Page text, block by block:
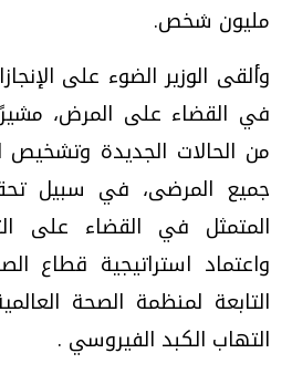
مليون شخص.
وألقى الوزير الضوء على
في القضاء على المرض،
من الحالات الجديدة وتشخيص
جميع المرضى، في سبيل
المتمثل في القضاء على
التابعة لمنظمة الصحة
التهاب الكبد الفيروسي .